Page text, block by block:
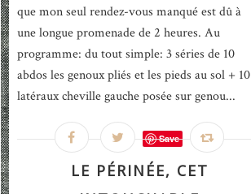
que mon seul rendez-vous manqué est dû à
une longue promenade de 2 heures. Au
programme: du tout simple: 3 séries de 10
abdos les genoux pliés et les pieds au sol + 10
latéraux cheville gauche posée sur genou...
Save
LE PÉRINÉE, CET